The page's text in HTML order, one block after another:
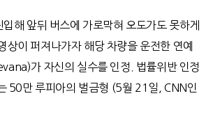
해 앞뒤 버스에 가로막혀 오도가도 못하게
상이 퍼져나가자 해당 차량을 운전한 연예
가 자신의 실수를 인정
법률위반 인정
50만 루피아의 벌금형 (5월 21 일, CNN인